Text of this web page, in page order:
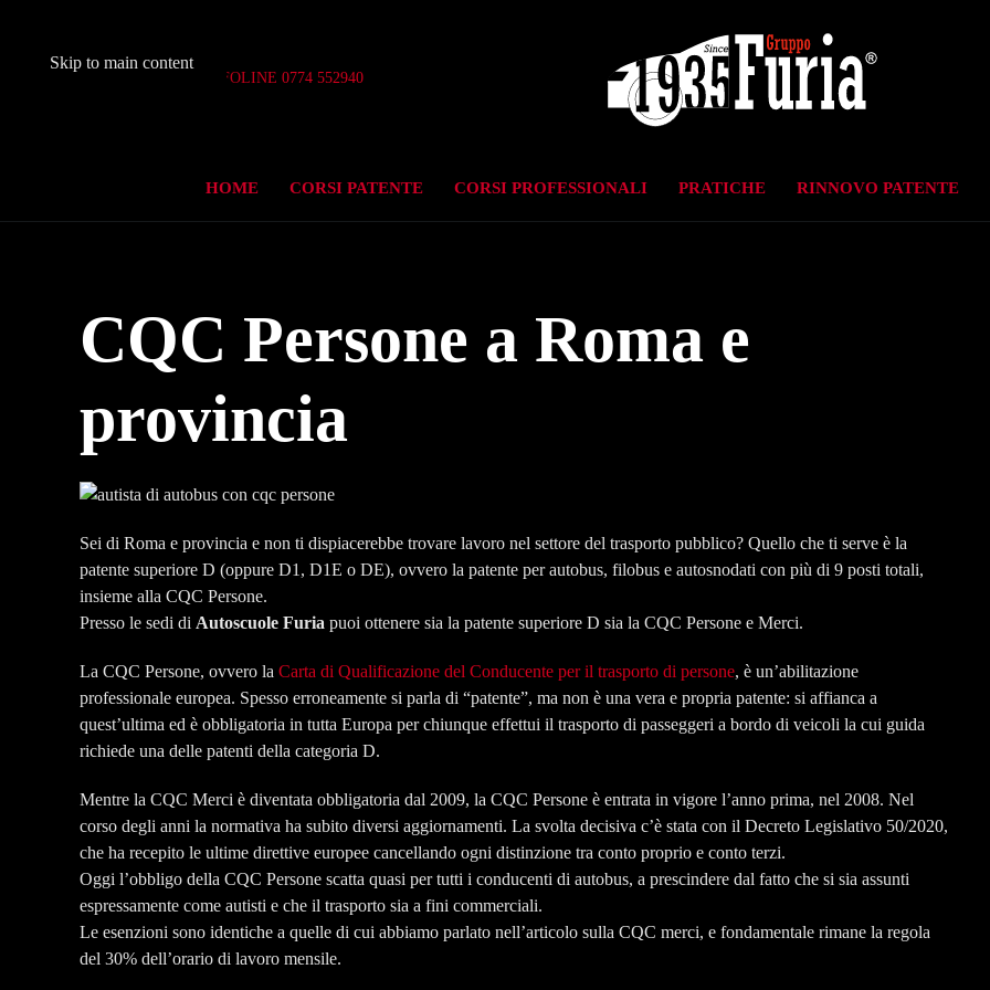
Skip to main content
Aperto 7 giorni su 7 INFOLINE 0774 552940
HOME CORSI PATENTE CORSI PROFESSIONALI PRATICHE RINNOVO PATENTE
CQC Persone a Roma e
provincia
Sei di Roma e provincia e non ti dispiacerebbe trovare lavoro nel settore del trasporto pubblico? Quello che ti serve è la
patente superiore D (oppure D1, D1E o DE), ovvero la patente per autobus, filobus e autosnodati con più di 9 posti totali,
insieme alla CQC Persone.
Presso le sedi di Autoscuole Furia puoi ottenere sia la patente superiore D sia la CQC Persone e Merci.
La CQC Persone, ovvero la Carta di Qualificazione del Conducente per il trasporto di persone, è un’abilitazione
professionale europea. Spesso erroneamente si parla di “patente”, ma non è una vera e propria patente: si affianca a
quest’ultima ed è obbligatoria in tutta Europa per chiunque effettui il trasporto di passeggeri a bordo di veicoli la cui guida
richiede una delle patenti della categoria D.
Mentre la CQC Merci è diventata obbligatoria dal 2009, la CQC Persone è entrata in vigore l’anno prima, nel 2008. Nel
corso degli anni la normativa ha subito diversi aggiornamenti. La svolta decisiva c’è stata con il Decreto Legislativo 50/2020,
che ha recepito le ultime direttive europee cancellando ogni distinzione tra conto proprio e conto terzi.
Oggi l’obbligo della CQC Persone scatta quasi per tutti i conducenti di autobus, a prescindere dal fatto che si sia assunti
espressamente come autisti e che il trasporto sia a fini commerciali.
Le esenzioni sono identiche a quelle di cui abbiamo parlato nell’articolo sulla CQC merci, e fondamentale rimane la regola
del 30% dell’orario di lavoro mensile.